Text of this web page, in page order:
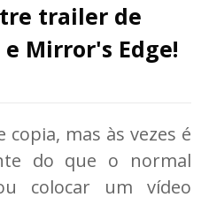
trailer de
Mirror's Edge!
copia, mas às vezes é
do que o normal
colocar um vídeo